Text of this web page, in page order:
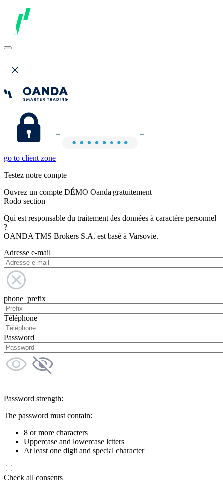
go to client zone
Testez notre compte
Ouvrez un compte DÉMO Oanda gratuitement
Rodo section
Qui est responsable du traitement des données à caractère personnel
?
OANDA TMS Brokers S.A. est basé à Varsovie.
Adresse e-mail
phone_prefix
Téléphone
Password
Password strength:
The password must contain:
8 or more characters
Uppercase and lowercase letters
At least one digit and special character
Check all consents